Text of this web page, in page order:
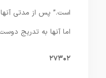
است.” پس از مدتی
اما آنها به تدریج
۲۷۳۰۲